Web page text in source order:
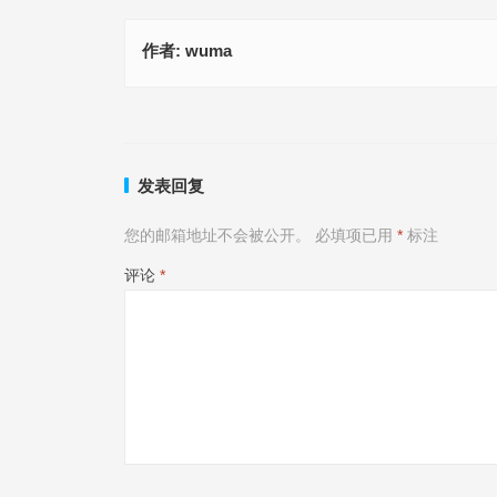
作者: wuma
发表回复
您的邮箱地址不会被公开。 必填项已用 * 标注
评论 *